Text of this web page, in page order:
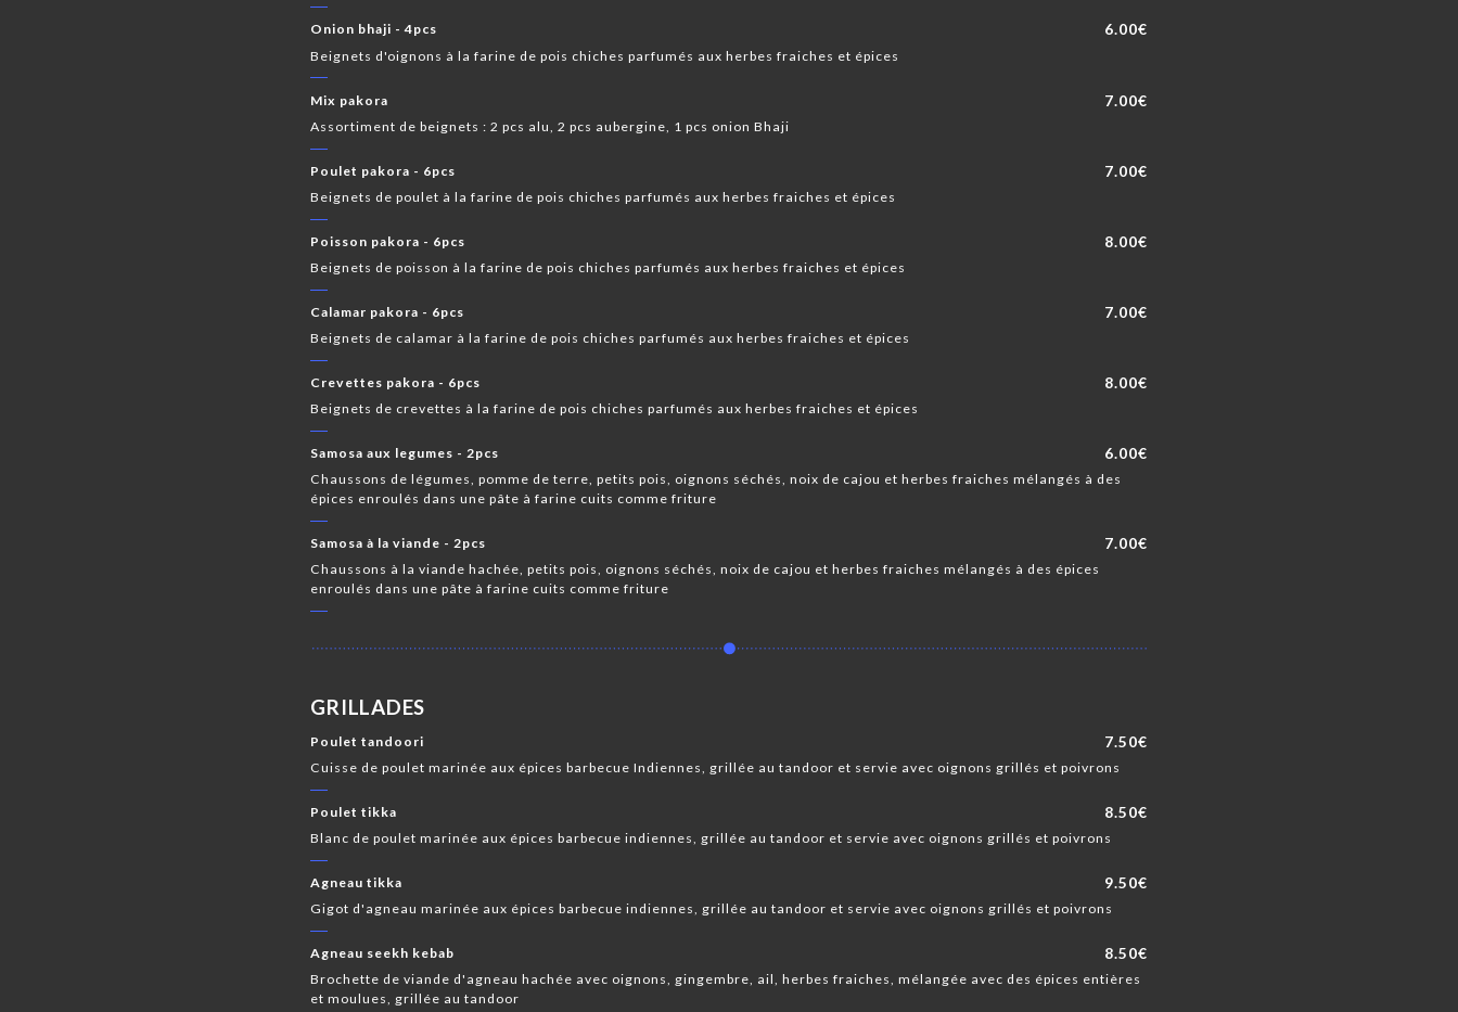
Onion bhaji - 4pcs 6.00€
Beignets d'oignons à la farine de pois chiches parfumés aux herbes fraiches et épices
Mix pakora 7.00€
Assortiment de beignets : 2 pcs alu, 2 pcs aubergine, 1 pcs onion Bhaji
Poulet pakora - 6pcs 7.00€
Beignets de poulet à la farine de pois chiches parfumés aux herbes fraiches et épices
Poisson pakora - 6pcs 8.00€
Beignets de poisson à la farine de pois chiches parfumés aux herbes fraiches et épices
Calamar pakora - 6pcs 7.00€
Beignets de calamar à la farine de pois chiches parfumés aux herbes fraiches et épices
Crevettes pakora - 6pcs 8.00€
Beignets de crevettes à la farine de pois chiches parfumés aux herbes fraiches et épices
Samosa aux legumes - 2pcs 6.00€
Chaussons de légumes, pomme de terre, petits pois, oignons séchés, noix de cajou et herbes fraiches mélangés à des
épices enroulés dans une pâte à farine cuits comme friture
Samosa à la viande - 2pcs 7.00€
Chaussons à la viande hachée, petits pois, oignons séchés, noix de cajou et herbes fraiches mélangés à des épices
enroulés dans une pâte à farine cuits comme friture
GRILLADES
Poulet tandoori 7.50€
Cuisse de poulet marinée aux épices barbecue Indiennes, grillée au tandoor et servie avec oignons grillés et poivrons
Poulet tikka 8.50€
Blanc de poulet marinée aux épices barbecue indiennes, grillée au tandoor et servie avec oignons grillés et poivrons
Agneau tikka 9.50€
Gigot d'agneau marinée aux épices barbecue indiennes, grillée au tandoor et servie avec oignons grillés et poivrons
Agneau seekh kebab 8.50€
Brochette de viande d'agneau hachée avec oignons, gingembre, ail, herbes fraiches, mélangée avec des épices entières
et moulues, grillée au tandoor